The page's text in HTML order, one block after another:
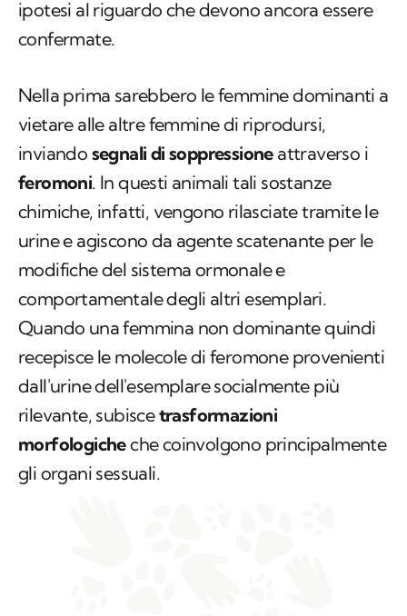
ipotesi al riguardo che devono ancora essere
confermate.
Nella prima sarebbero le femmine dominanti a
vietare alle altre femmine di riprodursi,
inviando segnali di soppressioneattraverso i
feromoni. In questi animali tali sostanze
chimiche, infatti, vengono rilasciate tramite le
urine e agiscono da agente scatenante per le
modifiche del sistema ormonale e
comportamentale degli altri esemplari.
Quando una femmina non dominante quindi
recepisce le molecole di feromone provenienti
dall'urine dell'esemplare socialmente più
rilevante, subiscetrasformazioni
morfologicheche coinvolgono principalmente
gli organi sessuali.